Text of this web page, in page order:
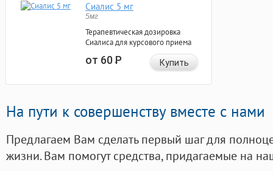
Сиалис 5 мг
5мг
Терапевтическая дозировка
Сиалиса для курсового приема
от 60Р Купить
На пути к совершенству вместе с нами
Предлагаем Вам сделать первый шаг для
жизни. Вам помогут средства, придагаемые на